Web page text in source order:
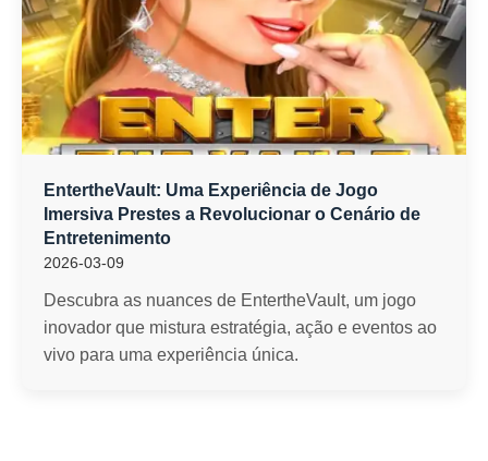
EntertheVault: Uma Experiência de Jogo
Imersiva Prestes a Revolucionar o Cenário de
Entretenimento
2026-03-09
Descubra as nuances de EntertheVault, um jogo
inovador que mistura estratégia, ação e eventos ao
vivo para uma experiência única.